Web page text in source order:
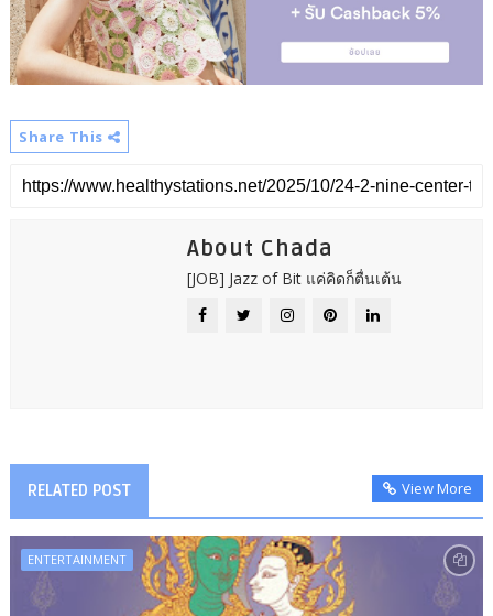
Share This
About Chada
[JOB] Jazz of Bit แค่คิดก็ตื่นเต้น
RELATED POST View More
ENTERTAINMENT